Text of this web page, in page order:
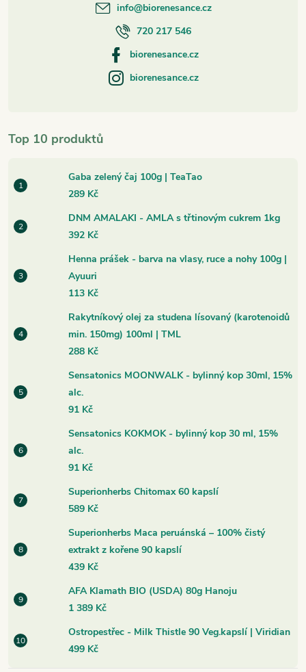
Top 10 produktů
Gaba zelený čaj 100g | TeaTao
289 Kč
DNM AMALAKI - AMLA s třtinovým cukrem 1kg
392 Kč
Henna prášek - barva na vlasy, ruce a nohy 100g |
Ayuuri
113 Kč
Rakytníkový olej za studena lísovaný (karotenoidů
min. 150mg) 100ml | TML
288 Kč
Sensatonics MOONWALK - bylinný kop 30ml, 15%
alc.
91 Kč
Sensatonics KOKMOK - bylinný kop 30 ml, 15%
alc.
91 Kč
Superionherbs Chitomax 60 kapslí
589 Kč
Superionherbs Maca peruánská – 100% čistý
extrakt z kořene 90 kapslí
439 Kč
AFA Klamath BIO (USDA) 80g Hanoju
1 389 Kč
Ostropestřec - Milk Thistle 90 Veg.kapslí | Viridian
499 Kč
info@biorenesance.cz
720 217 546
biorenesance.cz
biorenesance.cz